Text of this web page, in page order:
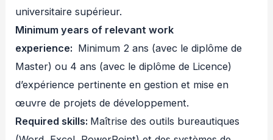
universitaire supérieur.
Minimum years of relevant work
experience: Minimum 2 ans (avec le diplôme de
Master) ou 4 ans (avec le diplôme de Licence)
d’expérience pertinente en gestion et mise en
œuvre de projets de développement.
Required skills: Maîtrise des outils bureautiques